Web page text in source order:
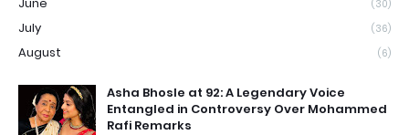
(30)
July (36)
August (6)
Asha Bhosle at 92: A Legendary Voice
Entangled in Controversy Over Mohammed
Rafi Remarks